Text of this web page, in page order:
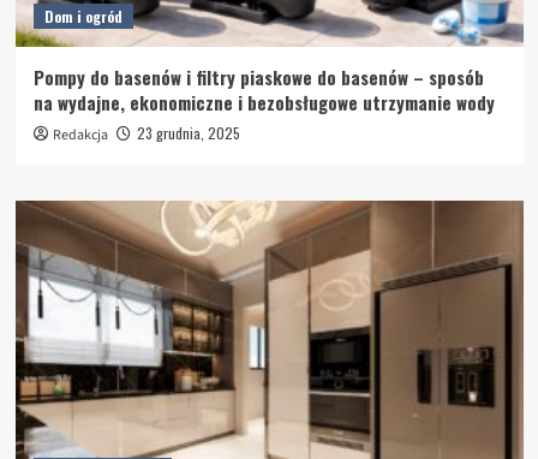
Dom i ogród
Pompy do basenów i filtry piaskowe do basenów – sposób
na wydajne, ekonomiczne i bezobsługowe utrzymanie wody
Redakcja 23 grudnia, 2025